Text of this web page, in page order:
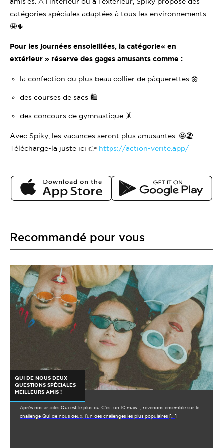
catégories spéciales adaptées à tous les environnements.
🤩🌵
Pour les journées ensoleillées, la catégorie« en
extérieur » réserve des gages amusants comme :
la confection du plus beau collier de pâquerettes 🌼
des courses de sacs 🛍️
des concours de gymnastique 🤸
Avec Spiky, les vacances seront plus amusantes. 🤩🏖️
Télécharge-la juste ici 👉 https://action-verite.app/
Recommandé pour vous
QUI DE NOUS DEUX
QUESTIONS SPÉCIALES
MEILLEURS AMIS !
Après nos articles Qui est le plus ou C’est un 10 mais.. , revenons ensemble sur le
challenge Qui de nous deux, l’un des challenges les plus populaires […]